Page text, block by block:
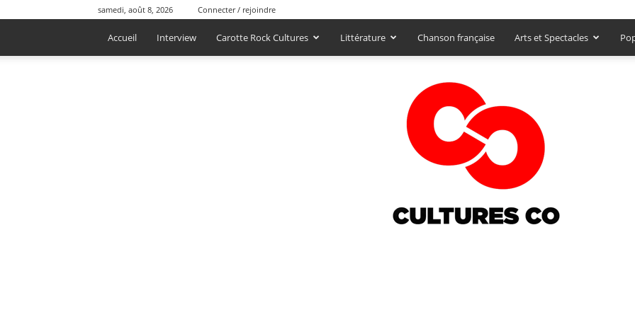
samedi, août 8, 2026 Connecter / rejoindre
Accueil Interview Carotte Rock Cultures Littérature Chanson française Arts et Spectacles